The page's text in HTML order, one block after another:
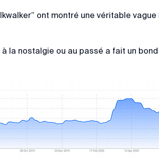
ont montré une véritable
la nostalgie ou au passé a fait un